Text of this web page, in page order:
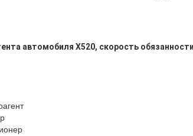
автомобиля X520, скорость